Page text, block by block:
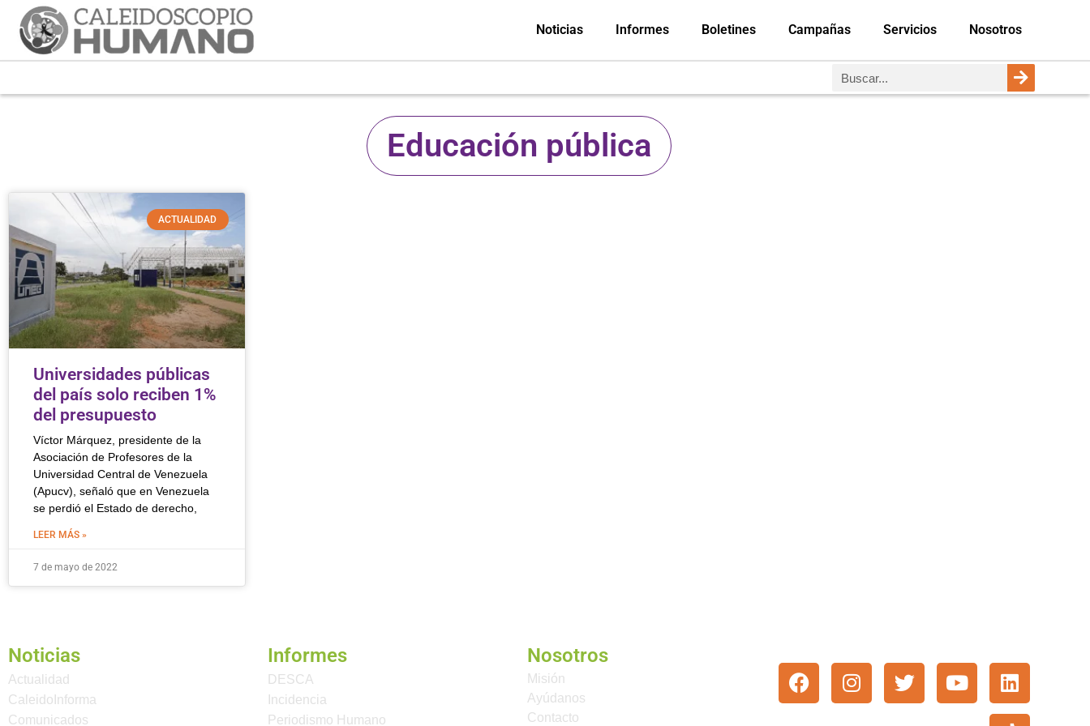
Noticias Informes Boletines Campañas Servicios Nosotros
Educación pública
ACTUALIDAD
Universidades públicas
del país solo reciben 1%
del presupuesto
Víctor Márquez, presidente de la
Asociación de Profesores de la
Universidad Central de Venezuela
(Apucv), señaló que en Venezuela
se perdió el Estado de derecho,
LEER MÁS »
7 de mayo de 2022
Noticias
Actualidad
CaleidoInforma
Comunicados
Informes
DESCA
Incidencia
Periodismo Humano
Nosotros
Misión
Ayúdanos
Contacto